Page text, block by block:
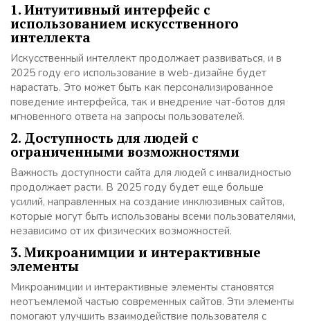
1. Интуитивный интерфейс с
использованием искусственного
интеллекта
Искусственный интеллект продолжает развиваться, и в
2025 году его использование в web-дизайне будет
нарастать. Это может быть как персонализированное
поведение интерфейса, так и внедрение чат-ботов для
мгновенного ответа на запросы пользователей.
2. Доступность для людей с
ограниченными возможностями
Важность доступности сайта для людей с инвалидностью
продолжает расти. В 2025 году будет еще больше
усилий, направленных на создание инклюзивных сайтов,
которые могут быть использованы всеми пользователями,
независимо от их физических возможностей.
3. Микроанимции и интерактивные
элементы
Микроанимции и интерактивные элементы становятся
неотъемлемой частью современных сайтов. Эти элементы
помогают улучшить взаимодействие пользователя с